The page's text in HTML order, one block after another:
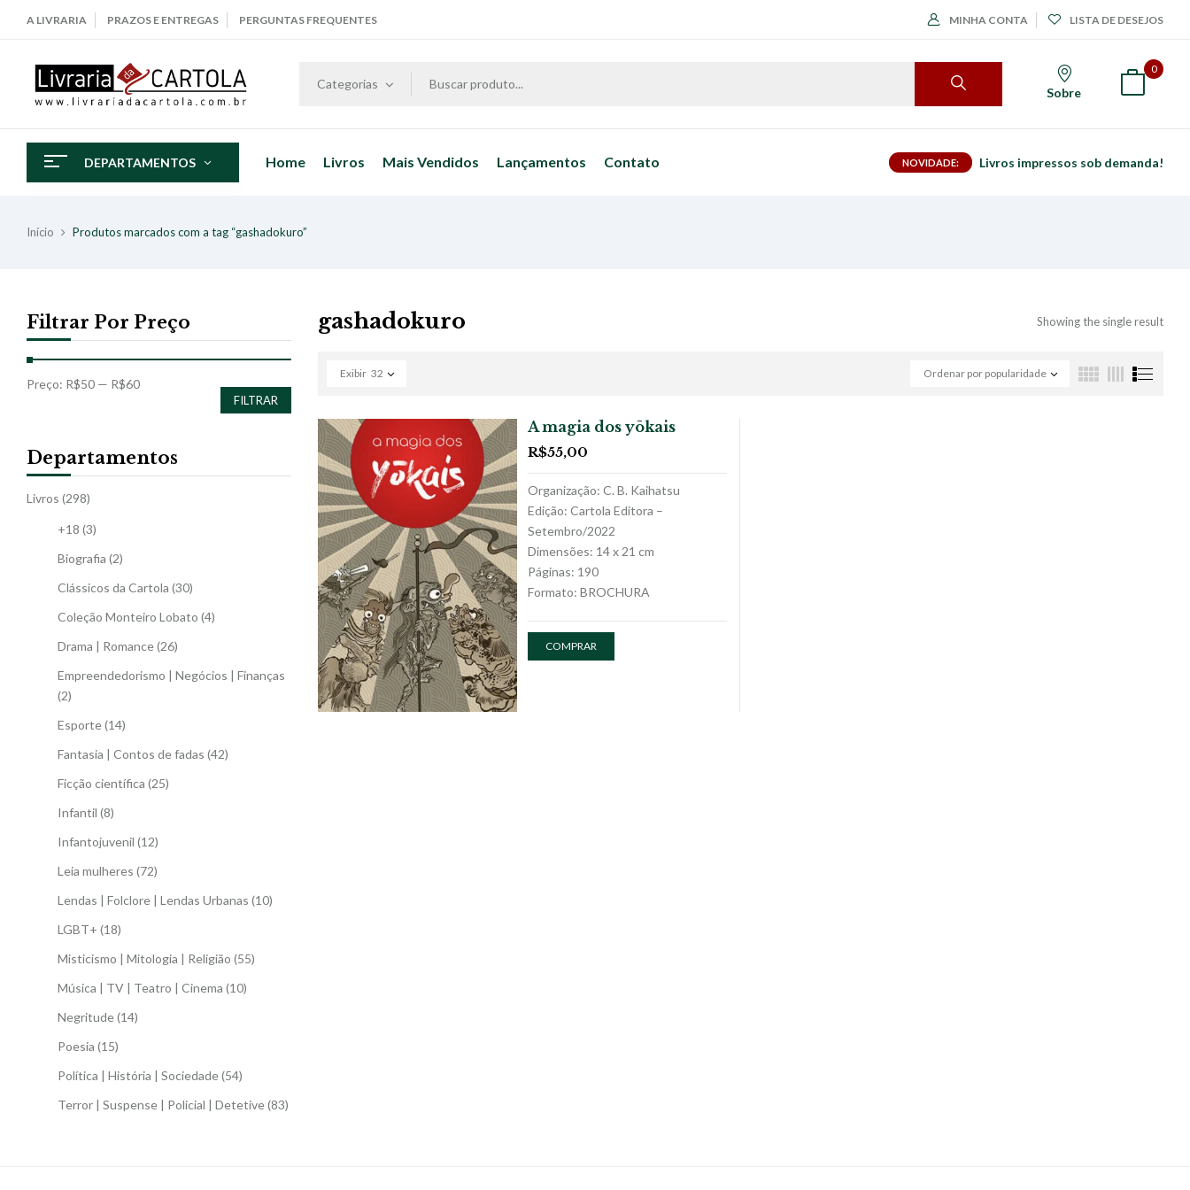
A LIVRARIA PRAZOS E ENTREGAS PERGUNTAS FREQUENTES MINHA CONTA LISTA DE DESEJOS
Categorias
Sobre
0
DEPARTAMENTOS Home Livros Mais Vendidos Lançamentos Contato NOVIDADE: Livros impressos sob demanda!
Início Produtos marcados com a tag “gashadokuro”
Filtrar Por Preço
FILTRAR
Preço: R$50 — R$60
Departamentos
Livros (298)
+18 (3)
Biografia (2)
Clássicos da Cartola (30)
Coleção Monteiro Lobato (4)
Drama | Romance(26)
Empreendedorismo | Negócios | Finanças
(2)
Esporte(14)
Fantasia | Contos de fadas (42)
Ficção científica (25)
Infantil (8)
Infantojuvenil (12)
Leia mulheres (72)
Lendas | Folclore | Lendas Urbanas (10)
LGBT+ (18)
Misticismo | Mitologia | Religião (55)
Música | TV | Teatro | Cinema (10)
Negritude(14)
Poesia (15)
Política | História | Sociedade(54)
Terror | Suspense | Policial | Detetive(83)
gashadokuro Showing the single result
Ordenar por popularidade
Exibir 32
A magia dos yōkais
R$55,00
Organização: C. B. Kaihatsu
Edição: Cartola Editora –
Setembro/2022
Dimensões: 14 x 21 cm
Páginas: 190
Formato: BROCHURA
COMPRAR